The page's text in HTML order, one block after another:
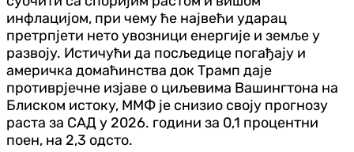
инфлацијом, при чему ће највећи ударац
претрпјети нето увозници енергије и земље у
развоју. Истичући да посљедице погађају и
америчка домаћинства док Трамп даје
противрјечне изјаве о циљевима Вашингтона на
Блиском истоку, ММФ је снизио своју прогнозу
раста за САД у 2026. години за 0,1 процентни
поен, на 2,3 одсто.